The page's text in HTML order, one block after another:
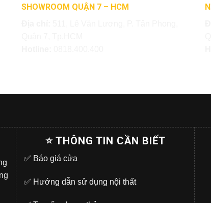
SHOWROOM QUẬN 7 – HCM
⭐ THÔNG TIN CẦN BIẾT
✅ Báo giá cửa
✅ Hướng dẫn sử dụng nội thất